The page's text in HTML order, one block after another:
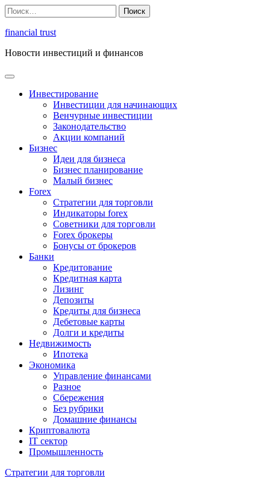
Перейти
к
содержимому
Найти:
financial trust
Новости инвестиций и финансов
Инвестирование
Инвестиции для начинающих
Венчурные инвестиции
Законодательство
Акции компаний
Бизнес
Идеи для бизнеса
Бизнес планирование
Малый бизнес
Forex
Стратегии для торговли
Индикаторы forex
Советники для торговли
Forex брокеры
Бонусы от брокеров
Банки
Кредитование
Кредитная карта
Лизинг
Депозиты
Кредиты для бизнеса
Дебетовые карты
Долги и кредиты
Недвижимость
Ипотека
Экономика
Управление финансами
Разное
Сбережения
Без рубрики
Домашние финансы
Криптовалюта
IT сектор
Промышленность
Стратегии для торговли